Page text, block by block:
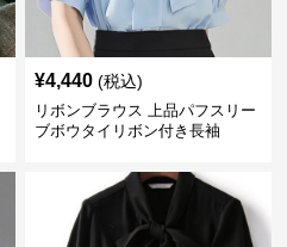
¥4,440 (税込)
リボンブラウス 上品パフスリー
ブボウタイリボン付き長袖